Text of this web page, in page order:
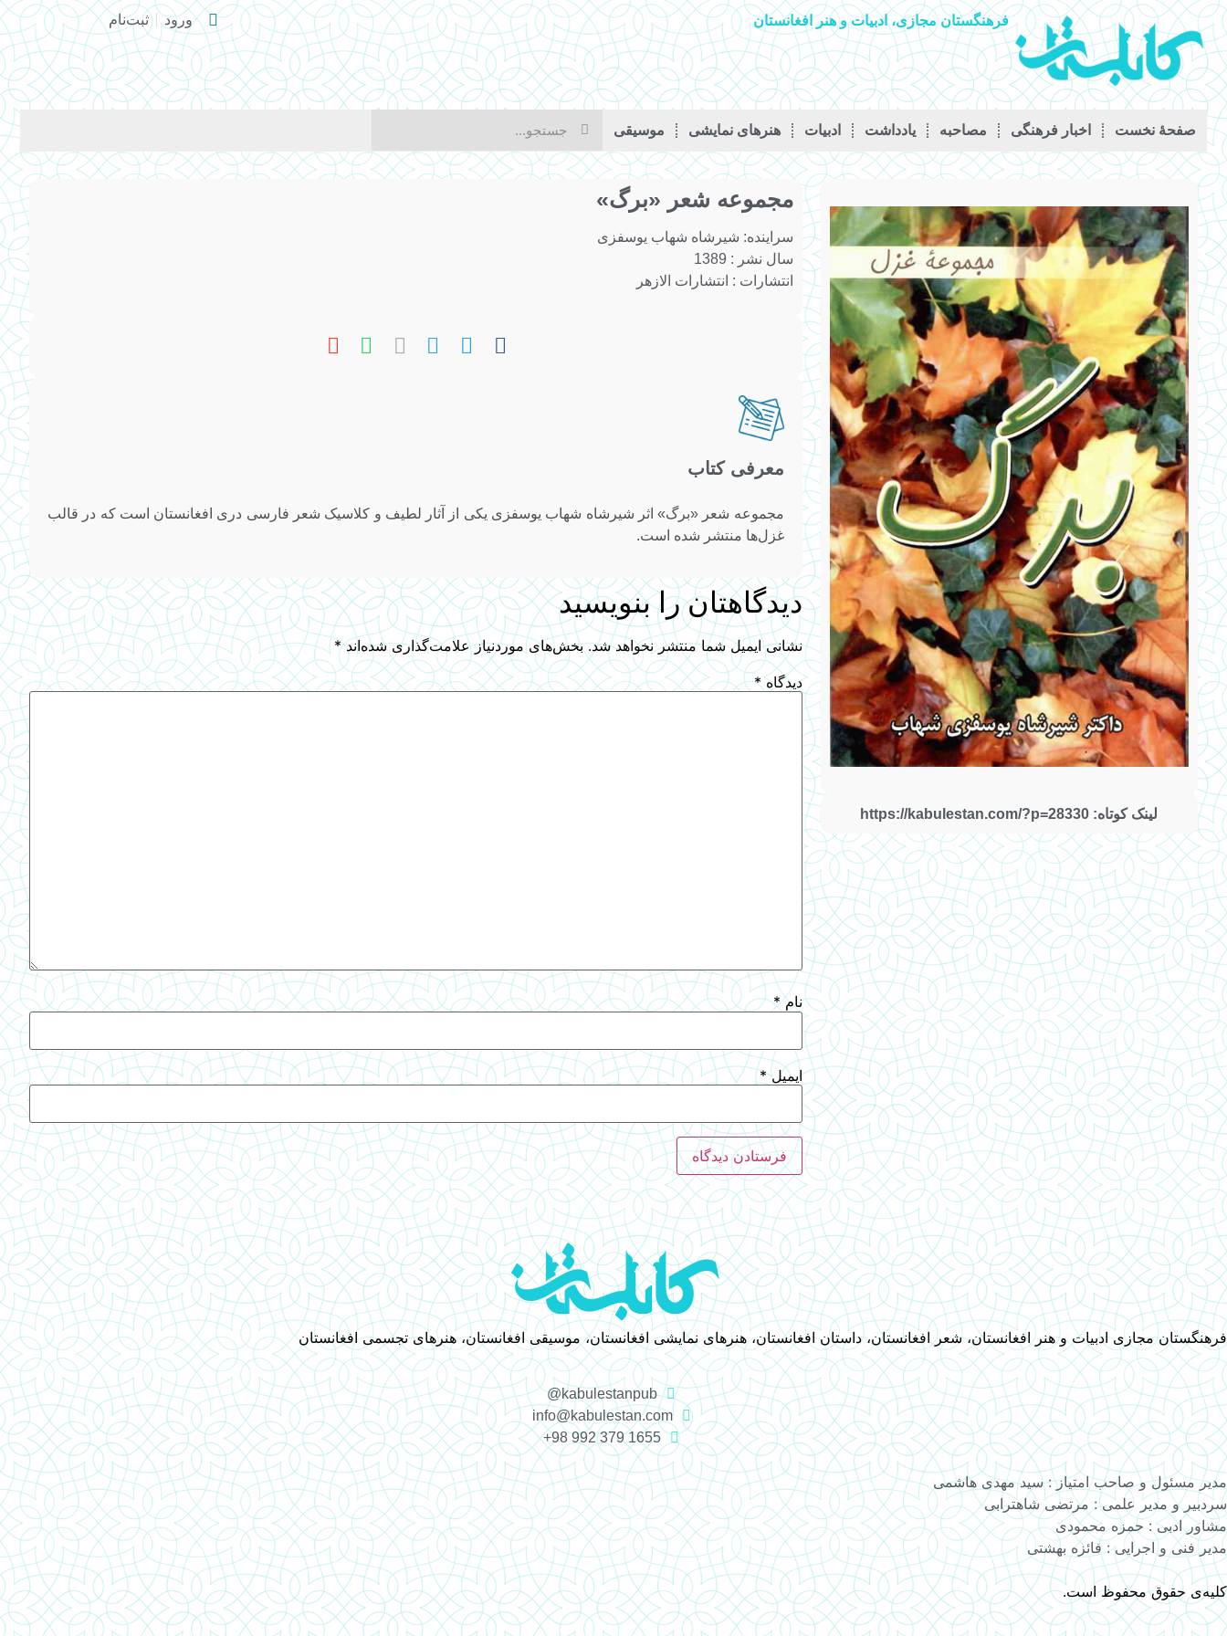
فرهنگستان مجازی، ادبیات و هنر افغانستان ورود ثبت‌نام
صفحۀ نخست اخبار فرهنگی مصاحبه يادداشت ادبیات هنرهای نمایشی موسیقی
لینک کوتاه: https://kabulestan.com/?p=28330
مجموعه شعر «برگ»
سراینده: شیرشاه شهاب یوسفزی
سال نشر : 1389
انتشارات : انتشارات الازهر
معرفی کتاب
مجموعه شعر «برگ» اثر شیرشاه شهاب یوسفزی یکی از آثار لطیف و کلاسیک شعر فارسی دری افغانستان است که در قالب
غزل‌ها منتشر شده است.
دیدگاهتان را بنویسید
نشانی ایمیل شما منتشر نخواهد شد. بخش‌های موردنیاز علامت‌گذاری شده‌اند*
دیدگاه*
نام*
ایمیل*
فرهنگستان مجازی ادبیات و هنر افغانستان، شعر افغانستان، داستان افغانستان، هنرهای نمایشی افغانستان، موسیقی افغانستان، هنرهای تجسمی افغانستان
kabulestanpub@
info@kabulestan.com
1655 379 992 98+
مدیر مسئول و صاحب امتیاز : سید مهدی هاشمی
سردبیر و مدیر علمی : مرتضی شاهترابی
مشاور ادبی : حمزه محمودی
مدیر فنی و اجرایی : فائزه بهشتی
کلیه‌ی حقوق محفوظ است.